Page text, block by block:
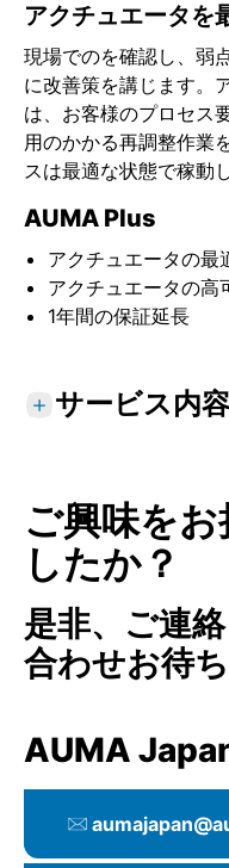
アクチュエータを
現場でのを確認し、弱
に改善策を講じます。
は、お客様のプロセス
用のかかる再調整作業
スは最適な状態で稼動
AUMA Plus
アクチュエータの最
アクチュエータの高
1年間の保証延長
サービス内
アクチュエ
潜在的な環
専門的な運
移動量とト
定
機能テスト
デジタル機
オプション
顧客別にカ
設定
開度調整器
ご興味を
したか？
是非、ご連
合わせお待
AUMA